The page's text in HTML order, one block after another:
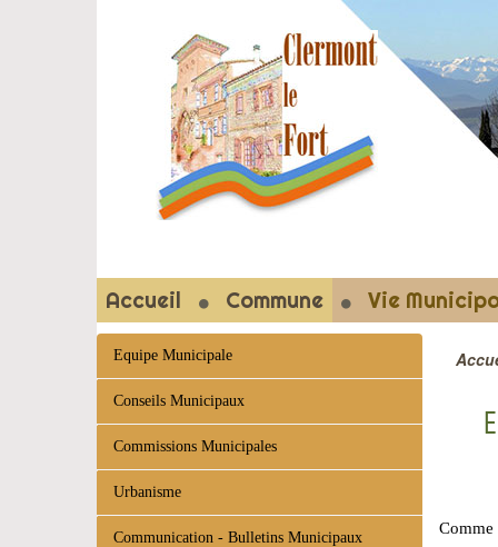
Accueil Commune Vie
Comme
Equipe Municipale
Conseils Municipaux
Commissions Municipales
Urbanisme
Communication - Bulletins Municipaux